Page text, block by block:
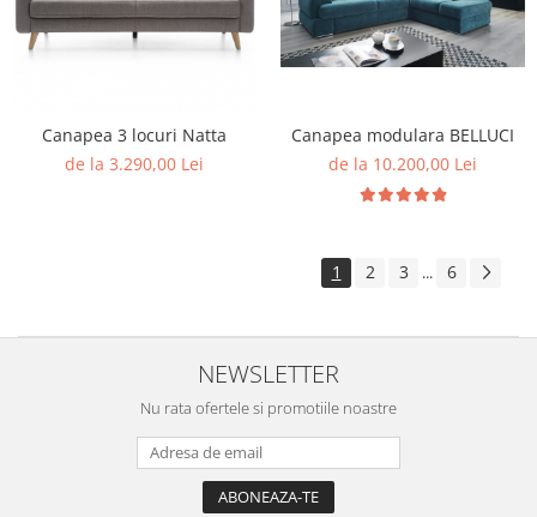
Canapea 3 locuri Natta
de la 3.290,00 Lei
Canapea modulara BELLUCI
de la 10.200,00 Lei
1 2 3 ... 6
NEWSLETTER
Nu rata ofertele si promotiile noastre